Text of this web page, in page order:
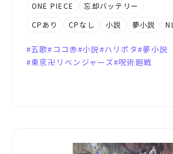
ONE PIECE
忘却バッテリー
CPあり
CPなし 小説 夢小説 NL
五歌 ココ赤 小説 ハリポタ 夢小説
東京卍リベンジャーズ 呪術廻戦